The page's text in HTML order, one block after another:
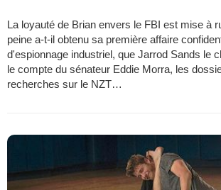
La loyauté de Brian envers le FBI est mise à
peine a-t-il obtenu sa première affaire
d'espionnage industriel, que Jarrod Sands le
le compte du sénateur Eddie Morra, les
recherches sur le NZT…